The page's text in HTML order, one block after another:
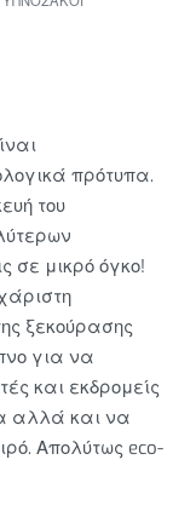
πρότυπα.
του
σε μικρό όγκο!
ξεκούρασης
για να
και εκδρομείς
αλλά και να
Απολύτως eco-